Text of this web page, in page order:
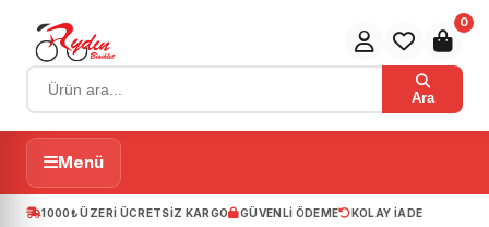
Ara
0
Menü
1000₺ ÜZERI ÜCRETSIZ KARGO GÜVENLI ÖDEME KOLAY IADE